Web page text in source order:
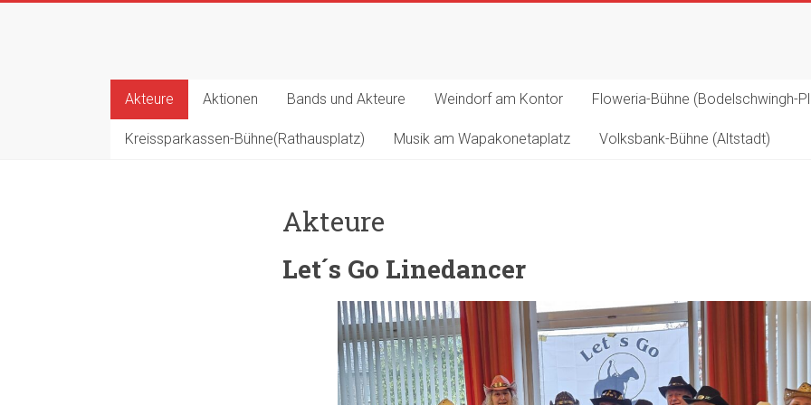
Akteure Aktionen Bands und Akteure Weindorf am Kontor Floweria-Bühne (Bodelschwingh-
Kreissparkassen-Bühne(Rathausplatz) Musik am Wapakonetaplatz Volksbank-Bühne (Altstadt)
Akteure
Let´s Go Linedancer